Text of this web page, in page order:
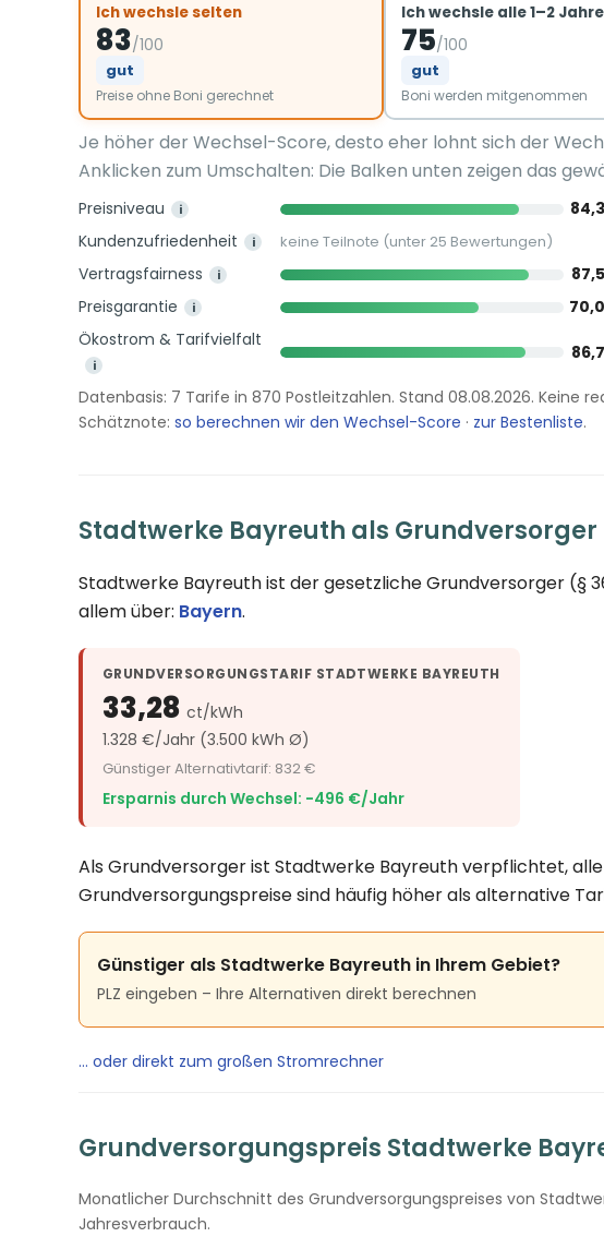
Ich wechsle selten
83/100
gut
Preise ohne Boni gerechnet
Ich wechsle alle 1–2 Jahre
75/100
gut
Boni werden mitgenommen
Je höher der Wechsel-Score, desto eher lohnt sich der
Anklicken zum Umschalten: Die Balken unten zeigen das
Preisniveau i
84,3
Kundenzufriedenheit
i keine Teilnote (unter 25 Bewertungen)
Vertragsfairness i
87,5
Preisgarantie
i
70,0
Ökostrom & Tarifvielfalt
i
86,7
Datenbasis: 7 Tarife in 870 Postleitzahlen. Stand 08.08.2026. Keine
Schätznote: so berechnen wir den Wechsel-Score · zur Bestenliste.
Stadtwerke Bayreuth als Grundversorger
Stadtwerke Bayreuth ist der gesetzliche Grundversorger (§
allem über: Bayern.
GRUNDVERSORGUNGSTARIF STADTWERKE BAYREUTH
33,28 ct/kWh
1.328 €/Jahr (3.500 kWh Ø)
Günstiger Alternativtarif: 832 €
Ersparnis durch Wechsel: −496 €/Jahr
Als Grundversorger ist Stadtwerke Bayreuth verpflichtet,
Grundversorgungspreise sind häufig höher als alternative
Günstiger als Stadtwerke Bayreuth in Ihrem Gebiet?
PLZ eingeben – Ihre Alternativen direkt berechnen
… oder direkt zum großen Stromrechner
Grundversorgungspreis Stadtwerke
Monatlicher Durchschnitt des Grundversorgungspreises von
Jahresverbrauch.